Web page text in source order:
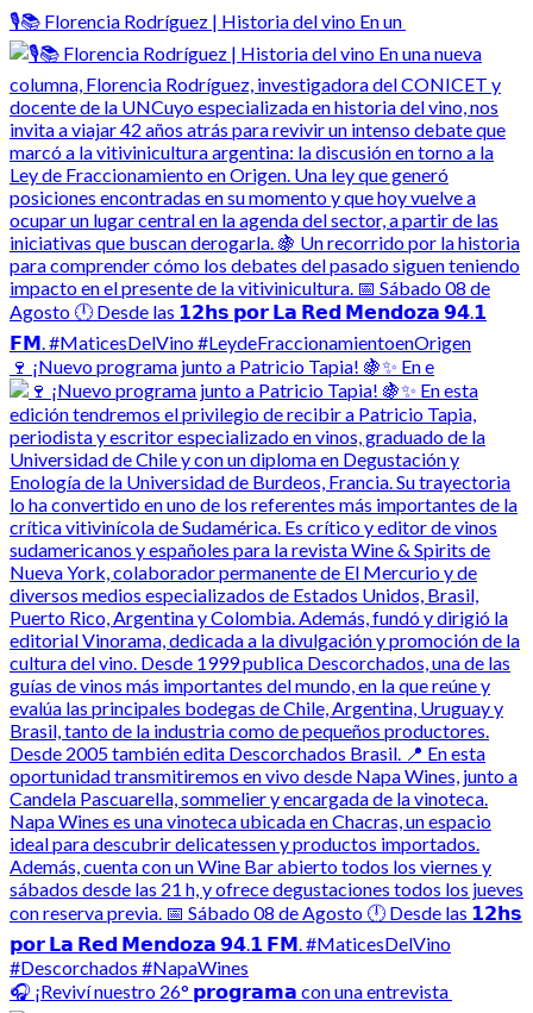
🎙️📚 Florencia Rodríguez | Historia del vino En un
🍷 ¡Nuevo programa junto a Patricio Tapia! 🍇✨ En e
🎧 ¡Reviví nuestro 26° 𝗽𝗿𝗼𝗴𝗿𝗮𝗺𝗮 con una entrevista